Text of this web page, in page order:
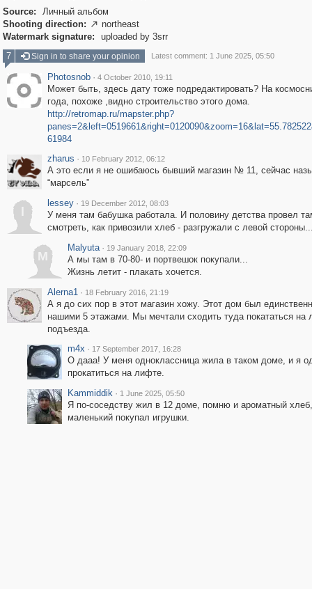
Source:
Личный альбом
Shooting direction:  northeast
Watermark signature:
uploaded by 3srr
7
Sign in to share your opinion Latest comment: 1 June 2025, 05:50
Photosnob · 4 October 2010, 19:11
Может быть, здесь дату тоже подредактировать? На
года, похоже ,видно строительство этого дома.
http://retromap.ru/mapster.php?
61984
zharus · 10 February 2012, 06:12
А это если я не ошибаюсь бывший магазин № 11, сейчас
“марсель”
lessey · 19 December 2012, 08:03
У меня там бабушка работала. И половину детства провел
смотреть, как привозили хлеб - разгружали с левой
M
Malyuta · 19 January 2018, 22:09
А мы там в 70-80- и портвешок покупали...
Жизнь летит - плакать хочется.
Alerna1 · 18 February 2016, 21:19
А я до сих пор в этот магазин хожу. Этот дом был
нашими 5 этажами. Мы мечтали сходить туда покататься
подъезда.
m4x · 17 September 2017, 16:28
О дааа! У меня одноклассница жила в таком доме, и я
прокатиться на лифте.
Kammiddik · 1 June 2025, 05:50
Я по-соседству жил в 12 доме, помню и ароматный
маленький покупал игрушки.